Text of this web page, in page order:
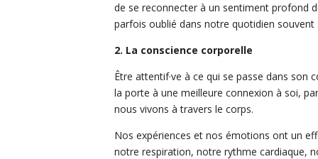
de se reconnecter à un sentiment profond
parfois oublié dans notre quotidien souvent
2. La conscience corporelle
Être attentif·ve à ce qui se passe dans son
la porte à une meilleure connexion à soi,
nous vivons à travers le corps.
Nos expériences et nos émotions ont un
notre respiration, notre rythme cardiaque,